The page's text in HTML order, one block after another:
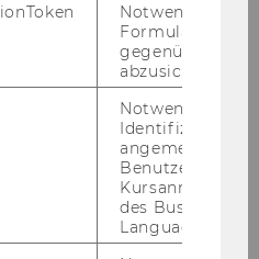
sup­port.wu.ac.at
Notwendig, um
gegenüber
abzusichern.
Notwendig zur
Identifizierung
angemeldeten
Benutzers im
des Business
Language